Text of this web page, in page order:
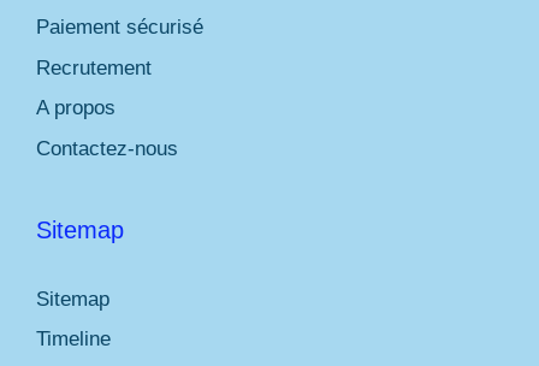
Paiement sécurisé
Recrutement
A propos
Contactez-nous
Sitemap
Sitemap
Timeline